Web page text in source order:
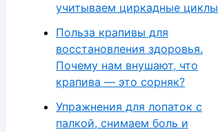
учитываем циркадные циклы
Польза крапивы для
восстановления здоровья.
Почему нам внушают, что
крапива — это сорняк?
Упражнения для лопаток с
палкой, снимаем боль и